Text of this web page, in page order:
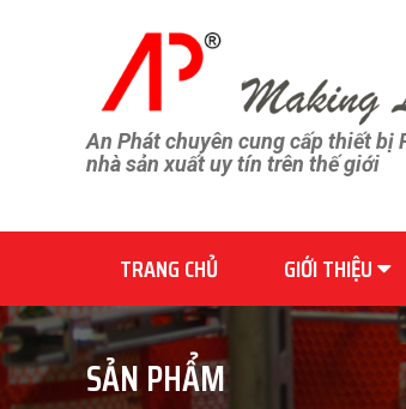
An Phát chuyên cung cấp thiết bị
nhà sản xuất uy tín trên thế giới
TRANG CHỦ GIỚI THIỆU
SẢN PHẨM